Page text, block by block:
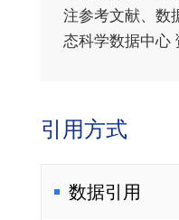
注参考文献、数
态科学数据中心
引用方式
数据引用